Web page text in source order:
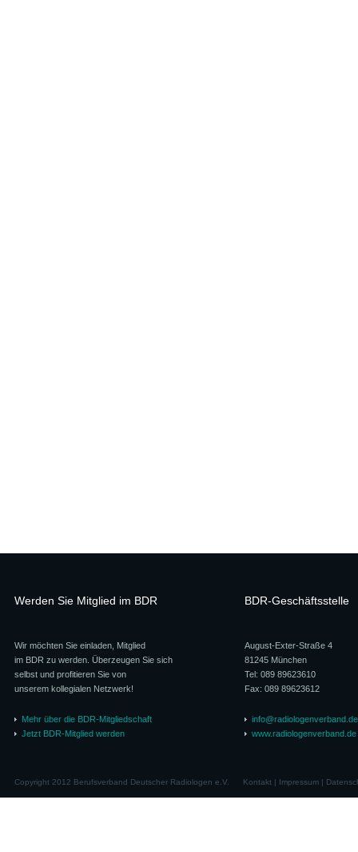
Werden Sie Mitglied im BDR
Wir möchten Sie einladen, Mitglied
im BDR zu werden. Überzeugen Sie sich
selbst und profitieren Sie von
unserem kollegialen Netzwerk!
Mehr über die BDR-Mitgliedschaft
Jetzt BDR-Mitglied werden
BDR-Geschäftsstelle
August-Exter-Straße 4
81245 München
Tel: 089 89623610
Fax: 089 89623612
info@radiologenverband.de
www.radiologenverband.de
Copyright 2012 Berufsverband Deutscher Radiologen e.V. Kontakt| Impressum|